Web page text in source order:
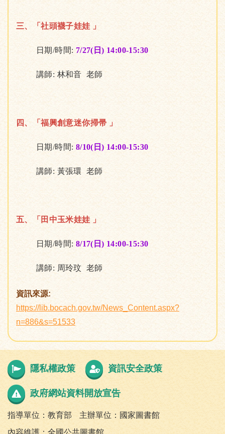
三、「社頭襪子娃娃 」
日期/時間: 7/27(日) 14:00-15:30
講師: 林和音 老師
四、「福興創意迷你掃帚 」
日期/時間: 8/10(日) 14:00-15:30
講師: 黃張環 老師
五、「田中玉米娃娃 」
日期/時間: 8/17(日) 14:00-15:30
講師: 周玲玟 老師
資訊來源:
https://lib.bocach.gov.tw/News_Content.aspx?
n=886&s=51533
隱私權政策 資訊安全政策
政府網站資料開放宣告
指導單位：教育部
主辦單位：國家圖書館
內容維護：全國公共圖書館